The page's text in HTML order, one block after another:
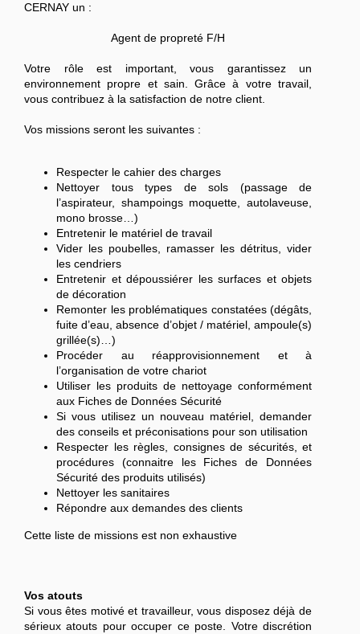
CERNAY un :
Agent de propreté F/H
Votre rôle est important, vous garantissez un
environnement propre et sain. Grâce à votre travail,
vous contribuez à la satisfaction de notre client.
Vos missions seront les suivantes :
Respecter le cahier des charges
Nettoyer tous types de sols (passage de
l’aspirateur, shampoings moquette, autolaveuse,
mono brosse…)
Entretenir le matériel de travail
Vider les poubelles, ramasser les détritus, vider
les cendriers
Entretenir et dépoussiérer les surfaces et objets
de décoration
Remonter les problématiques constatées (dégâts,
fuite d’eau, absence d’objet / matériel, ampoule(s)
grillée(s)…)
Procéder au réapprovisionnement et à
l’organisation de votre chariot
Utiliser les produits de nettoyage conformément
aux Fiches de Données Sécurité
Si vous utilisez un nouveau matériel, demander
des conseils et préconisations pour son utilisation
Respecter les règles, consignes de sécurités, et
procédures (connaitre les Fiches de Données
Sécurité des produits utilisés)
Nettoyer les sanitaires
Répondre aux demandes des clients
Cette liste de missions est non exhaustive
Vos atouts
Si vous êtes motivé et travailleur, vous disposez déjà de
sérieux atouts pour occuper ce poste. Votre discrétion